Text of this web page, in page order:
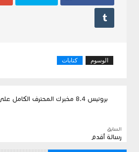

الوسوم كتابات
بروتيس 8.4 مخبرك المحترف الكامل على حاسوبك
السابق
رسالة أقدم